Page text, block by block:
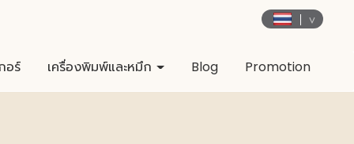
อร์ เครื่องพิมพ์และหมึก Blog Promotion